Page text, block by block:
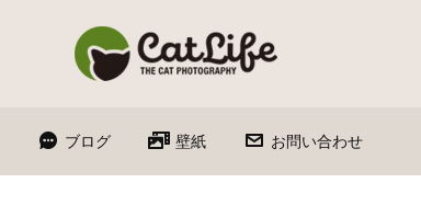
ブログ 壁紙 お問い合わせ